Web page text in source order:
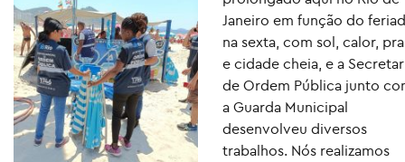
Janeiro em função do
na sexta, com sol, calor,
e cidade cheia, e a
de Ordem Pública junto
a Guarda Municipal
desenvolveu diversos
trabalhos. Nós realizamos